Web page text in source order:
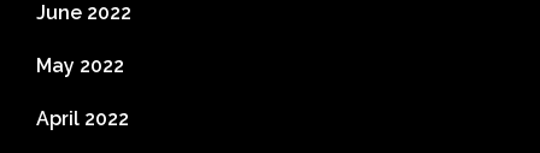
June 2022
May 2022
April 2022